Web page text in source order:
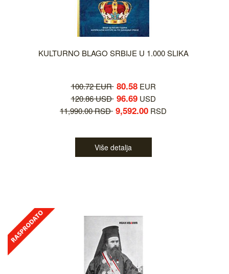
KULTURNO BLAGO SRBIJE U 1.000 SLIKA
100.72 EUR 80.58EUR
120.86 USD 96.69USD
11,990.00 RSD 9,592.00 RSD
Više detalja